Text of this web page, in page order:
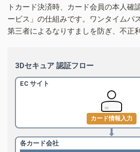
トカード決済時、カード会員の本人確
ービス」の仕組みです。ワンタイムパ
第三者によるなりすましを防ぎ、不正
3Dセキュア 認証フロー
EC サイト
カード情報入力
各カード会社